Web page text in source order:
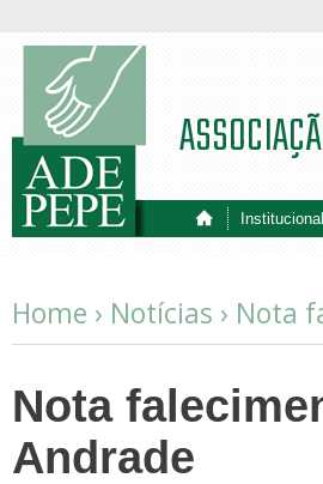
Institucional
Home › Notícias › Nota
Nota
Andrade